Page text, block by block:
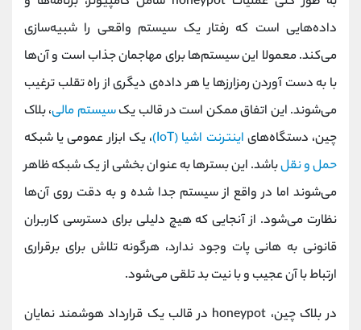
داده‌هایی است که رفتار یک سیستم واقعی را شبیه‌سازی
می‌کند. معمولا این سیستم‌ها برای مهاجمان جذاب است و آن‌ها
با به‌ دست آوردن رمزارزها یا هر داده‌ی دیگری از راه تقلب ترغیب
می‌شوند. این اتفاق ممکن است در قالب یکسیستم مالی، بلاک
چین، دستگاه‌های اینترنت اشیا (IoT)
، یک ابزار عمومی یا شبکه
حمل‌ و نقلباشد. این بسترها به عنوان بخشی از یک شبکه ظاهر
می‌شوند اما در واقع از سیستم جدا شده و به دقت روی آن‌ها
نظارت می‌شود. از آنجایی که هیچ دلیلی برای دسترسی کاربران
قانونی به هانی پات وجود ندارد، هرگونه تلاش برای برقراری
ارتباط با آن عجیب و با نیت بد تلقی می‌شود.
در بلاک چین، honeypot در قالب یک قرارداد هوشمند نمایان